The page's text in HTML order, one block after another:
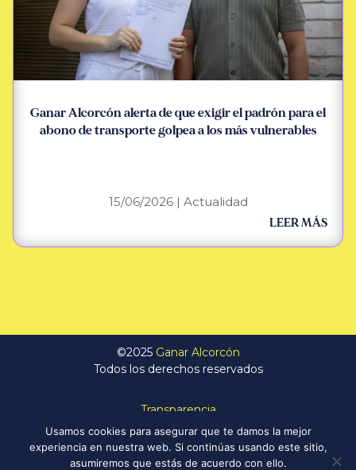
Ganar Alcorcón alerta de que exigir el padrón para el
abono de transporte golpea a los más vulnerables
15/06/2026| Actualidad
LEER MÁS
©2025 Ganar Alcorcón
Todos los derechos reservados
Transparencia
Política de Privacidad
Aviso Legal
Política de Cookies
Usamos cookies para asegurar que te damos la mejor
experiencia en nuestra web. Si continúas usando este sitio,
asumiremos que estás de acuerdo con ello.